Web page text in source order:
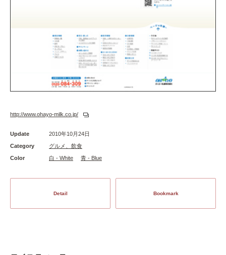
http://www.ohayo-milk.co.jp/
Update
2010年10月24日
Category
グルメ、飲食
Color
白 - White 青 - Blue
Detail Bookmark